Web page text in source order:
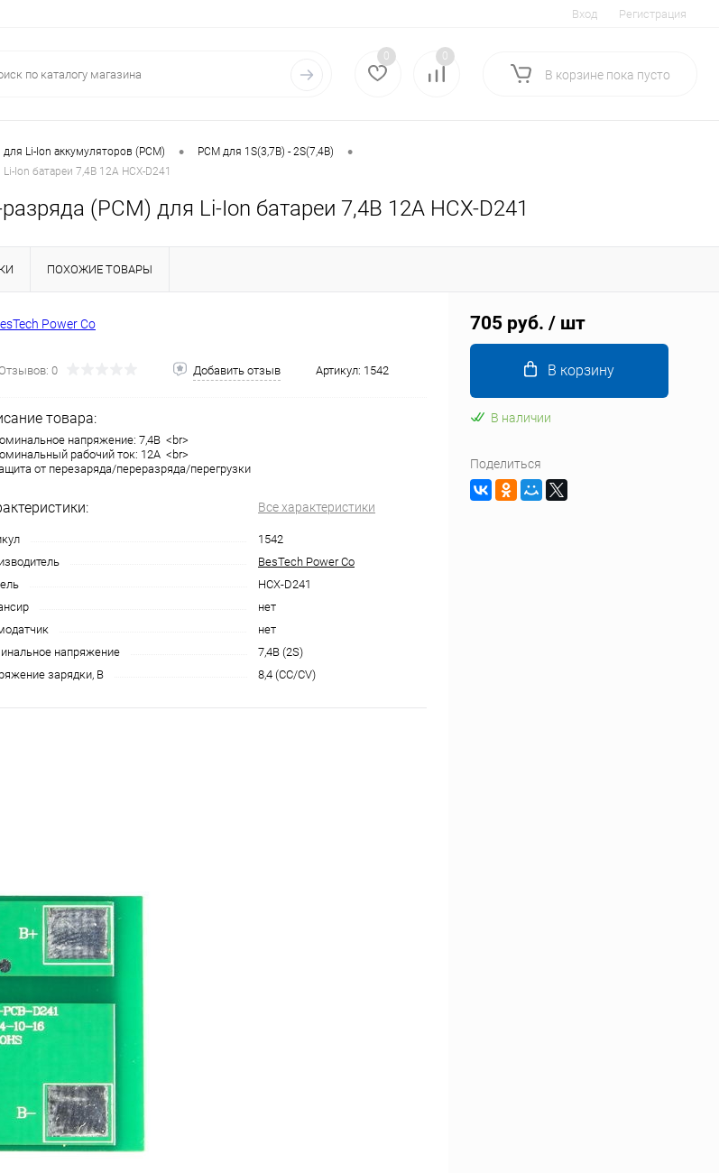
Вход Регистрация
0 0
В корзине пока пусто
Li-Ion аккумуляторов (PCM) • PCM для 1S(3,7В) - 2S(7,4В) •
Ion батареи 7,4В 12А HCX-D241
(PCM) для Li-Ion батареи 7,4В 12А HCX-D241
ПОХОЖИЕ ТОВАРЫ
0 Добавить отзыв Артикул: 1542
товара:
напряжение: 7,4В <br>
рабочий ток: 12А <br>
от перезаряда/переразряда/перегрузки
Все характеристики
1542
BesTech Power Co
HCX-D241
нет
нет
напряжение
7,4В (2S)
зарядки, В
8,4 (CC/CV)
705 руб. / шт
В корзину
В наличии
Поделиться